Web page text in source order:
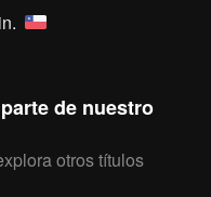
de nuestro
otros títulos